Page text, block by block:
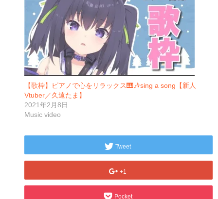
【歌枠】ピアノで心をリラックス🎹🎶sing a song【新人
Vtuber／久遠たま】
2021年2月8日
Music video
Tweet
+1
Pocket